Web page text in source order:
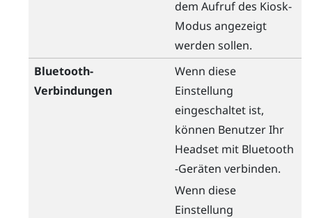
dem Aufruf des Kiosk-
Modus angezeigt
werden sollen.
Bluetooth-
Verbindungen
Wenn diese
Einstellung
eingeschaltet ist,
können Benutzer Ihr
Headset mit Bluetooth
-Geräten verbinden.
Wenn diese
Einstellung